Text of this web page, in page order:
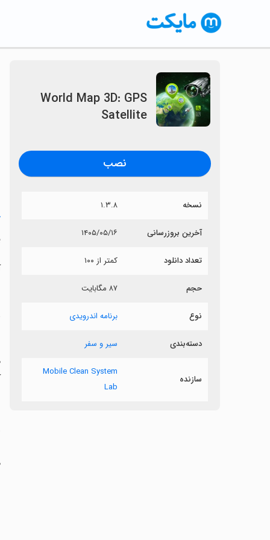
World Map 3D: GPS
Satellite
نصب
نسخه ۱.۳.۸
آخرین بروزرسانی ۱۴۰۵/۰۵/۱۶
تعداد دانلود کمتر از ۱۰۰
حجم ۸۷ مگابایت
نوع برنامه اندرویدی
دسته‌بندی سیر و سفر
سازنده
Mobile Clean System
Lab